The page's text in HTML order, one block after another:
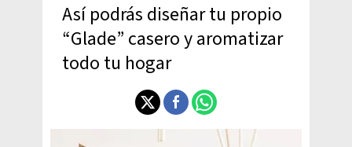
Así podrás diseñar tu propio
“Glade” casero y aromatizar
todo tu hogar